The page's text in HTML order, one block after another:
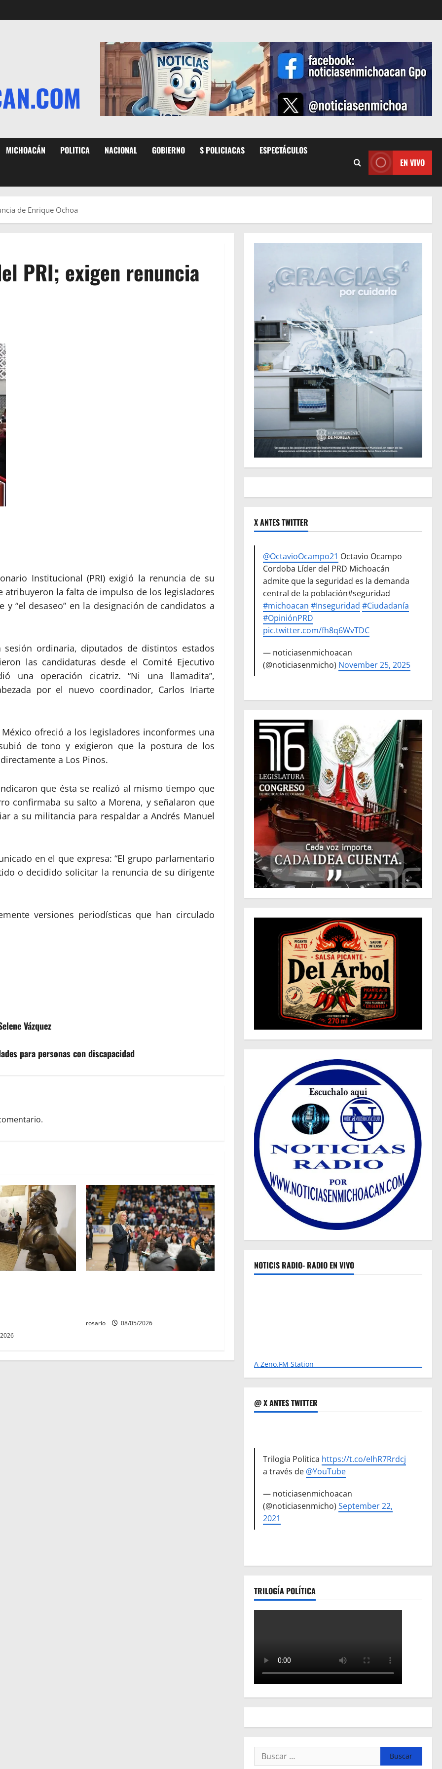
MICHOACÁN POLITICA NACIONAL GOBIERNO S POLICIACAS ESPECTÁCULOS
EN VIVO
de Enrique Ochoa
PRI; exigen renuncia
Institucional (PRI) exigió la renuncia de su
atribuyeron la falta de impulso de los legisladores
“el desaseo” en la designación de candidatos a
ordinaria, diputados de distintos estados
las candidaturas desde el Comité Ejecutivo
una operación cicatriz. “Ni una llamadita”,
por el nuevo coordinador, Carlos Iriarte
ofreció a los legisladores inconformes una
de tono y exigieron que la postura de los
a Los Pinos.
que ésta se realizó al mismo tiempo que
confirmaba su salto a Morena, y señalaron que
a su militancia para respaldar a Andrés Manuel
en el que expresa: “El grupo parlamentario
o decidido solicitar la renuncia de su dirigente
versiones periodísticas que han circulado
Vázquez
para personas con discapacidad
rosario 08/05/2026
X ANTES TWITTER
@OctavioOcampo21 Octavio Ocampo
Cordoba Líder del PRD Michoacán
admite que la seguridad es la demanda
central de la población#seguridad
#michoacan #Inseguridad #Ciudadanía
#OpiniónPRD
pic.twitter.com/fh8q6WvTDC
— noticiasenmichoacan
(@noticiasenmicho) November 25, 2025
NOTICIS RADIO- RADIO EN VIVO
A Zeno.FM Station
@ X ANTES TWITTER
Trilogia Politica https://t.co/eIhR7Rrdcj
a través de @YouTube
— noticiasenmichoacan
(@noticiasenmicho)September 22,
2021
TRILOGÍA POLÍTICA
Buscar: